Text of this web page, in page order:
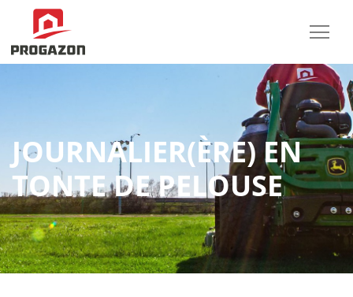
JOURNALIER(ÈRE) EN
TONTE DE PELOUSE